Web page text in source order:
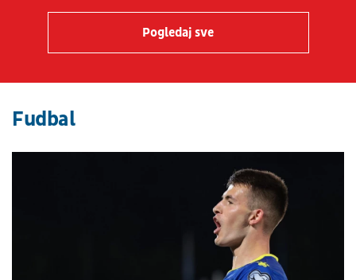
Pogledaj sve
Fudbal